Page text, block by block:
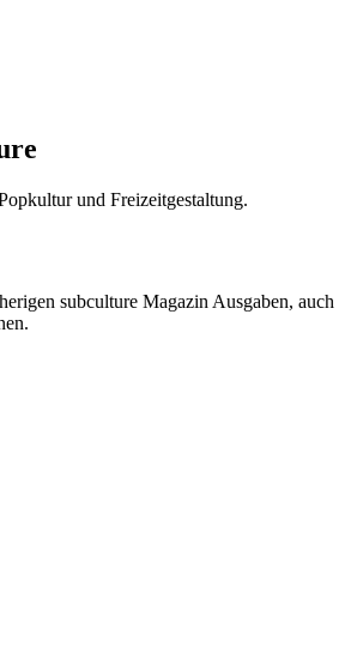
und Freizeitgestaltung.
subculture Magazin Ausgaben, auch